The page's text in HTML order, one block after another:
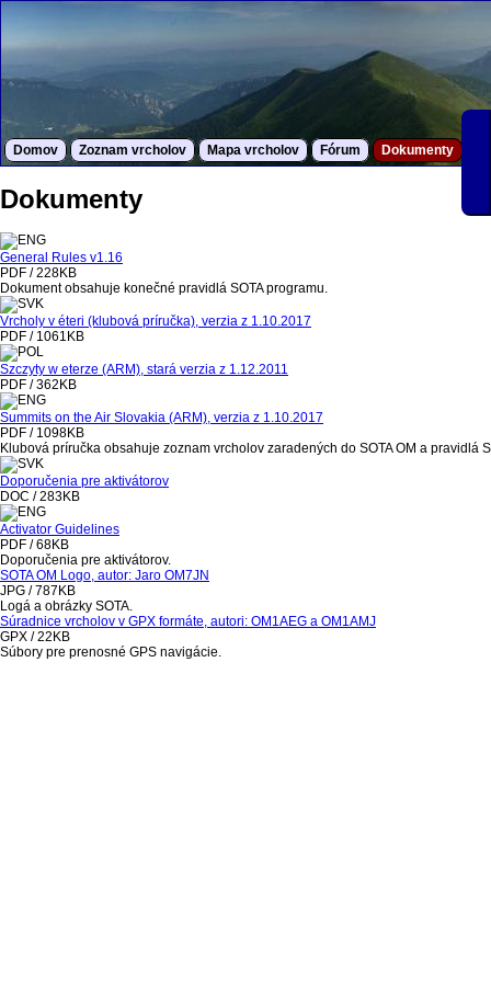
Domov Zoznam vrcholov Mapa vrcholov Fórum Dokumenty
Dokumenty
General Rules v1.16
PDF / 228KB
Dokument obsahuje konečné pravidlá SOTA programu.
Vrcholy v éteri (klubová príručka), verzia z 1.10.2017
PDF / 1061KB
Szczyty w eterze (ARM), stará verzia z 1.12.2011
PDF / 362KB
Summits on the Air Slovakia (ARM), verzia z 1.10.2017
PDF / 1098KB
Klubová príručka obsahuje zoznam vrcholov zaradených do SOTA OM a pravidlá
Doporučenia pre aktivátorov
DOC / 283KB
Activator Guidelines
PDF / 68KB
Doporučenia pre aktivátorov.
SOTA OM Logo, autor: Jaro OM7JN
JPG / 787KB
Logá a obrázky SOTA.
Súradnice vrcholov v GPX formáte, autori: OM1AEG a OM1AMJ
GPX / 22KB
Súbory pre prenosné GPS navigácie.